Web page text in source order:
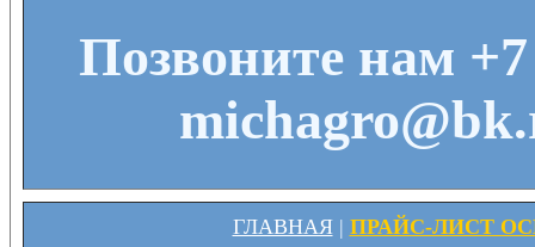
Позвоните нам
ГЛАВНАЯ| ПРАЙС-ЛИСТ